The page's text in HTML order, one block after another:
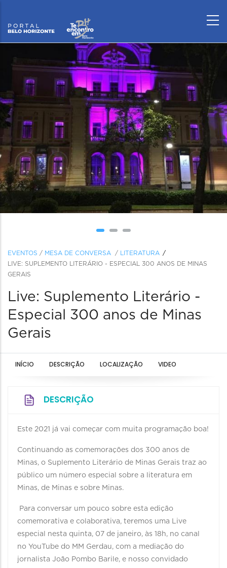
EVENTOS / MESA DE CONVERSA /
LITERATURA
LIVE: SUPLEMENTO LITERÁRIO - ESPECIAL 300 ANOS DE MINAS
GERAIS
Live: Suplemento Literário -
Especial 300 anos de Minas
Gerais
INÍCIO DESCRIÇÃO LOCALIZAÇÃO VIDEO
DESCRIÇÃO
Este 2021 já vai começar com muita programação boa!
Continuando as comemorações dos 300 anos de
Minas, o Suplemento Literário de Minas Gerais traz ao
público um número especial sobre a literatura em
Minas, de Minas e sobre Minas.
Para conversar um pouco sobre esta edição
comemorativa e colaborativa, teremos uma Live
especial nesta quinta, 07 de janeiro, às 18h, no canal
no YouTube do MM Gerdau, com a mediação do
jornalista João Pombo Barile, e nosso convidado